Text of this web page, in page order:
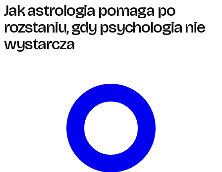
Jak astrologia pomaga po
rozstaniu, gdy psychologia nie
wystarcza